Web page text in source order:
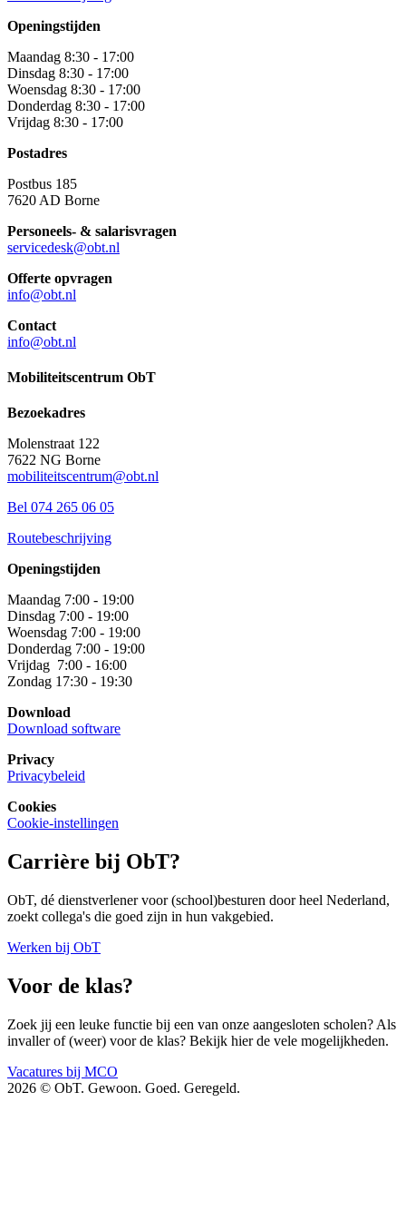
Openingstijden
Maandag 8:30 - 17:00
Dinsdag 8:30 - 17:00
Woensdag 8:30 - 17:00
Donderdag 8:30 - 17:00
Vrijdag 8:30 - 17:00
Postadres
Postbus 185
7620 AD Borne
Personeels- & salarisvragen
servicedesk@obt.nl
Offerte opvragen
info@obt.nl
Contact
info@obt.nl
Mobiliteitscentrum ObT
Bezoekadres
Molenstraat 122
7622 NG Borne
mobiliteitscentrum@obt.nl
Bel 074 265 06 05
Routebeschrijving
Openingstijden
Maandag 7:00 - 19:00
Dinsdag 7:00 - 19:00
Woensdag 7:00 - 19:00
Donderdag 7:00 - 19:00
Vrijdag 7:00 - 16:00
Zondag 17:30 - 19:30
Download
Download software
Privacy
Privacybeleid
Cookies
Cookie-instellingen
Carrière bij ObT?
ObT, dé dienstverlener voor (school)besturen door heel Nederland,
zoekt collega's die goed zijn in hun vakgebied.
Werken bij ObT
Voor de klas?
Zoek jij een leuke functie bij een van onze aangesloten scholen? Als
invaller of (weer) voor de klas? Bekijk hier de vele mogelijkheden.
Vacatures bij MCO
2026 © ObT. Gewoon. Goed. Geregeld.